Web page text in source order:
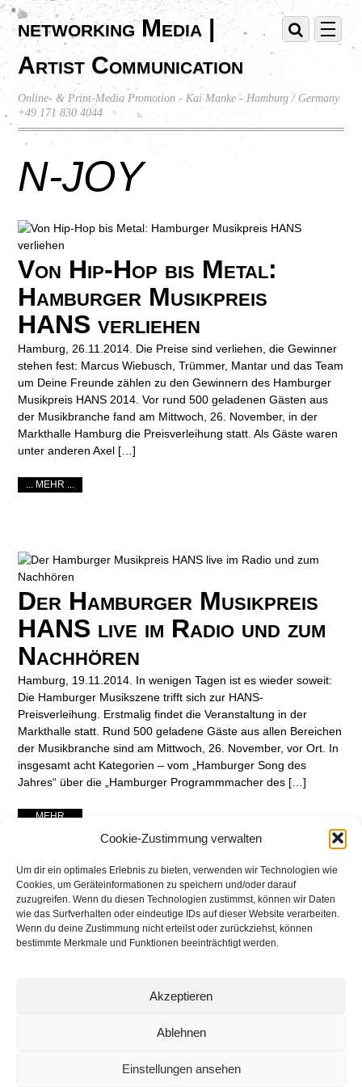
Cookie-Zustimmung verwalten
Um dir ein optimales Erlebnis zu bieten, verwenden wir Technologien wie
Cookies, um Geräteinformationen zu speichern und/oder darauf
zuzugreifen. Wenn du diesen Technologien zustimmst, können wir Daten
wie das Surfverhalten oder eindeutige IDs auf dieser Website verarbeiten.
Wenn du deine Zustimmung nicht erteilst oder zurückziehst, können
bestimmte Merkmale und Funktionen beeinträchtigt werden.
Akzeptieren
Ablehnen
Einstellungen ansehen
networking Media |
Artist Communication
Online- & Print-Media Promotion - Kai Manke - Hamburg / Germany
+49 171 830 4044
N-JOY
Von Hip-Hop bis Metal:
Hamburger Musikpreis
HANS verliehen
Hamburg, 26.11.2014. Die Preise sind verliehen, die Gewinner
stehen fest: Marcus Wiebusch, Trümmer, Mantar und das Team
um Deine Freunde zählen zu den Gewinnern des Hamburger
Musikpreis HANS 2014. Vor rund 500 geladenen Gästen aus
der Musikbranche fand am Mittwoch, 26. November, in der
Markthalle Hamburg die Preisverleihung statt. Als Gäste waren
unter anderen Axel […]
... MEHR ...
Der Hamburger Musikpreis
HANS live im Radio und zum
Nachhören
Hamburg, 19.11.2014. In wenigen Tagen ist es wieder soweit:
Die Hamburger Musikszene trifft sich zur HANS-
Preisverleihung. Erstmalig findet die Veranstaltung in der
Markthalle statt. Rund 500 geladene Gäste aus allen Bereichen
der Musikbranche sind am Mittwoch, 26. November, vor Ort. In
insgesamt acht Kategorien – vom „Hamburger Song des
Jahres“ über die „Hamburger Programmmacher des […]
... MEHR ...
networking Media | Artist
Communication
© 2025 networking Media - Kai Manke